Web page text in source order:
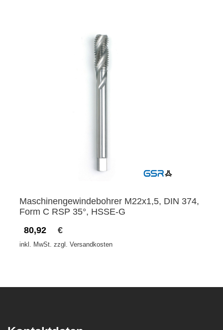
Maschinengewindebohrer M22x1,5, DIN 374,
Form C RSP 35°, HSSE-G
80,92
€
inkl. MwSt. zzgl. Versandkosten